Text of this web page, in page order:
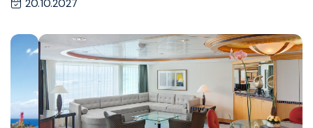
Kontakt
Vyhledat plavbu
20.10.2027